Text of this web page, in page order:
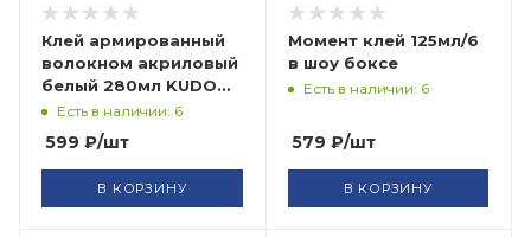
Клей армированный
волокном акриловый
белый 280мл KUDO
HOME Power
Есть в наличии: 6
599 ₽/шт
В КОРЗИНУ
Момент клей 125мл/6
в шоу боксе
Есть в наличии: 6
579 ₽/шт
В КОРЗИНУ